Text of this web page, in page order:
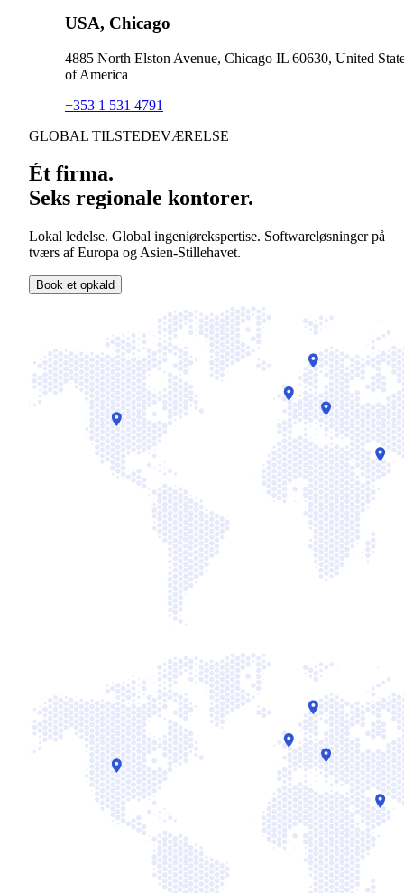
USA, Chicago
4885 North Elston Avenue, Chicago IL 60630, United
of America
+353 1 531 4791
GLOBAL TILSTEDEVÆRELSE
Ét firma.
Seks regionale kontorer.
Lokal ledelse. Global ingeniørekspertise. Softwareløsninger på
tværs af Europa og Asien-Stillehavet.
Book et opkald